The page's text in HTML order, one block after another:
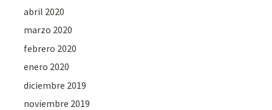
abril 2020
marzo 2020
febrero 2020
enero 2020
diciembre 2019
noviembre 2019